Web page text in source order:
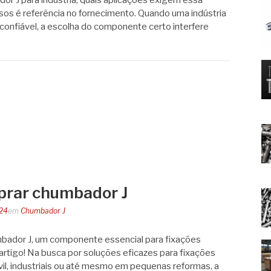
é referência no fornecimento. Quando uma indústria
a escolha do componente certo interfere
chumbador J
em Chumbador J
J, um componente essencial para fixações
Na busca por soluções eficazes para fixações
industriais ou até mesmo em pequenas reformas, a